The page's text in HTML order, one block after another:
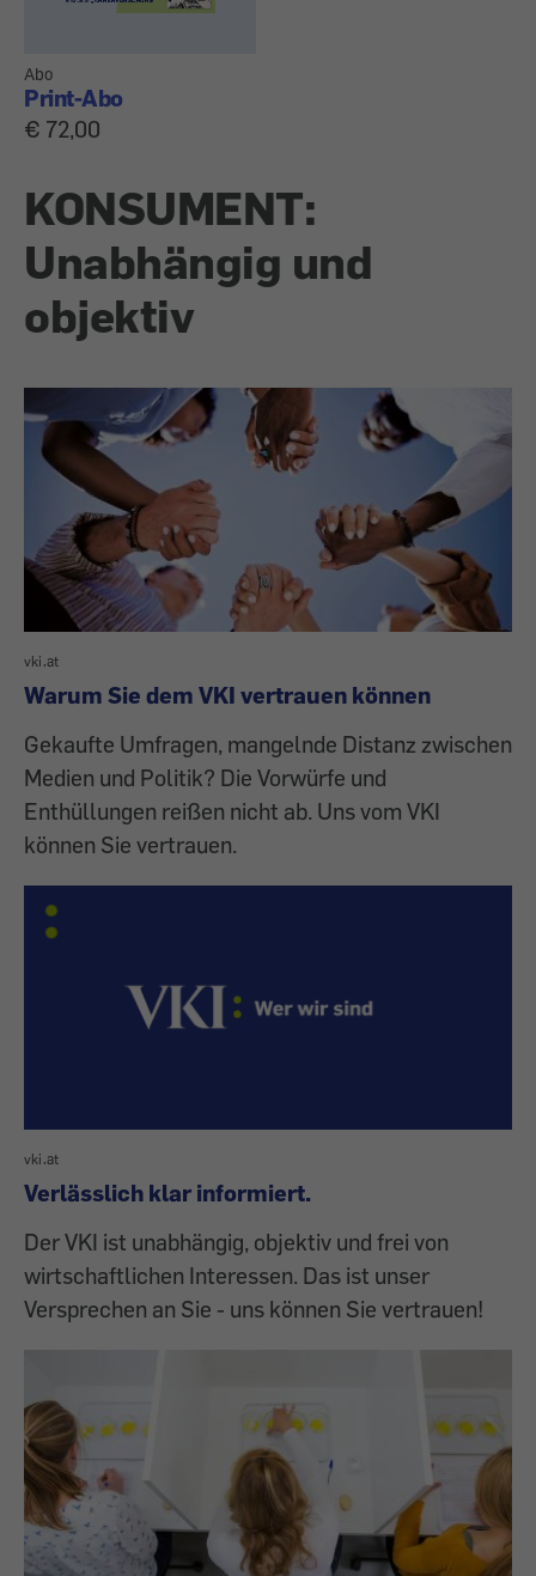
Abo
Print-Abo
€ 72,00
KONSUMENT:
Unabhängig und
objektiv
vki.at
Warum Sie dem VKI vertrauen können
Gekaufte Umfragen, mangelnde Distanz zwischen
Medien und Politik? Die Vorwürfe und
Enthüllungen reißen nicht ab. Uns vom VKI
können Sie vertrauen.
vki.at
Verlässlich klar informiert.
Der VKI ist unabhängig, objektiv und frei von
wirtschaftlichen Interessen. Das ist unser
Versprechen an Sie - uns können Sie vertrauen!